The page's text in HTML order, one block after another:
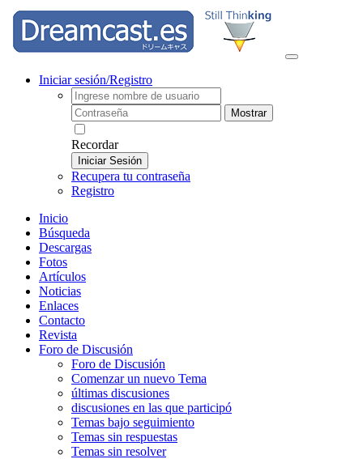
Iniciar sesión/Registro
Mostrar
Recordar
Iniciar Sesión
Recupera tu contraseña
Registro
Inicio
Búsqueda
Descargas
Fotos
Artículos
Noticias
Enlaces
Contacto
Revista
Foro de Discusión
Foro de Discusión
Comenzar un nuevo Tema
últimas discusiones
discusiones en las que participó
Temas bajo seguimiento
Temas sin respuestas
Temas sin resolver